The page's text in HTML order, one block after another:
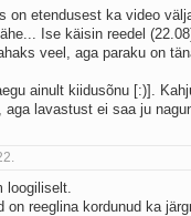
on etendusest ka video
Ise käisin reedel
veel, aga paraku on
ainult kiidusõnu [:)].
aga lavastust ei saa ju
loogiliselt.
on reeglina kordunud ka